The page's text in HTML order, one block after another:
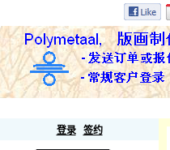
登录 签约